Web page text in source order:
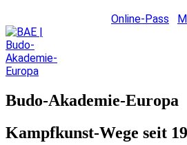
Online-Pass
Budo-Akademie-Europa
Kampfkunst-Wege seit